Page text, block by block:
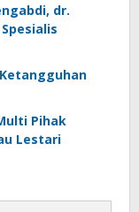
dr.
Pihak
Lestari